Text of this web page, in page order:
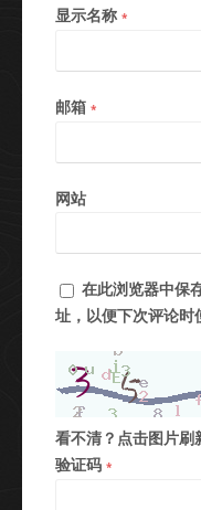
显示名称 *
邮箱 *
网站
在此浏览器中保
址，以便下次评论时
看不清？点击图片刷
验证码 *